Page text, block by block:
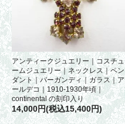
アンティークジュエリー｜コスチュ
ームジュエリー｜ネックレス｜ペン
ダント｜バーガンディ｜ガラス｜ア
ールデコ｜1910-1930年頃｜
continental の刻印入り
14,000円(税込15,400円)